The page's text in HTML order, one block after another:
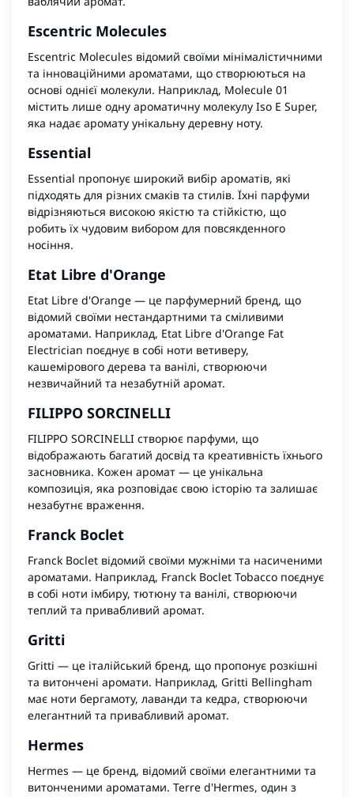
Escentric Molecules
Escentric Molecules відомий своїми мінімалістичними
та інноваційними ароматами, що створюються на
основі однієї молекули. Наприклад, Molecule 01
містить лише одну ароматичну молекулу Iso E Super,
яка надає аромату унікальну деревну ноту.
Essential
Essential пропонує широкий вибір ароматів, які
підходять для різних смаків та стилів. Їхні парфуми
відрізняються високою якістю та стійкістю, що
робить їх чудовим вибором для повсякденного
носіння.
Etat Libre d'Orange
Etat Libre d'Orange — це парфумерний бренд, що
відомий своїми нестандартними та сміливими
ароматами. Наприклад, Etat Libre d'Orange Fat
Electrician поєднує в собі ноти ветиверу,
кашемірового дерева та ванілі, створюючи
незвичайний та незабутній аромат.
FILIPPO SORCINELLI
FILIPPO SORCINELLI створює парфуми, що
відображають багатий досвід та креативність їхнього
засновника. Кожен аромат — це унікальна
композиція, яка розповідає свою історію та залишає
незабутнє враження.
Franck Boclet
Franck Boclet відомий своїми мужніми та насиченими
ароматами. Наприклад, Franck Boclet Tobacco поєднує
в собі ноти імбиру, тютюну та ванілі, створюючи
теплий та привабливий аромат.
Gritti
Gritti — це італійський бренд, що пропонує розкішні
та витончені аромати. Наприклад, Gritti Bellingham
має ноти бергамоту, лаванди та кедра, створюючи
елегантний та привабливий аромат.
Hermes
Hermes — це бренд, відомий своїми елегантними та
витонченими ароматами. Terre d'Hermes, один з